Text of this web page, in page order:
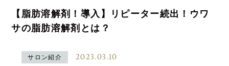
【脂肪溶解剤！導入】リピーター続出！ウワ
サの脂肪溶解剤とは？
サロン紹介 2023.03.10